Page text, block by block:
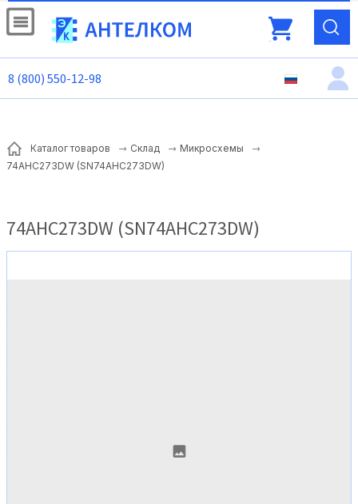
8 (800) 550-12-98
Каталог товаров Склад
Микросхемы
74AHC273DW (SN74AHC273DW)
74AHC273DW (SN74AHC273DW)